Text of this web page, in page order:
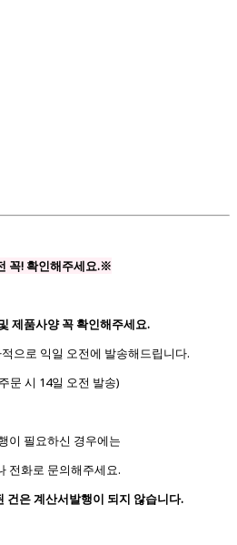
꼭! 확인해주세요.※
제품사양 꼭 확인해주세요.
으로 익일 오전에 발송해드립니다.
문 시 14일 오전 발송)
이 필요하신 경우에는
전화로 문의해주세요.
건은 계산서발행이 되지 않습니다.